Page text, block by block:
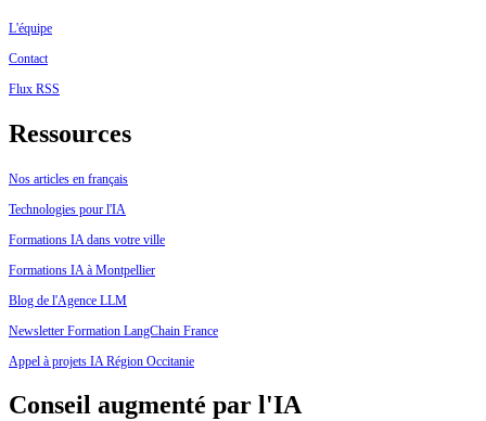
L'équipe
Contact
Flux RSS
Ressources
Nos articles en français
Technologies pour l'IA
Formations IA dans votre ville
Formations IA à Montpellier
Blog de l'Agence LLM
Newsletter Formation LangChain France
Appel à projets IA Région Occitanie
Conseil augmenté par l'IA